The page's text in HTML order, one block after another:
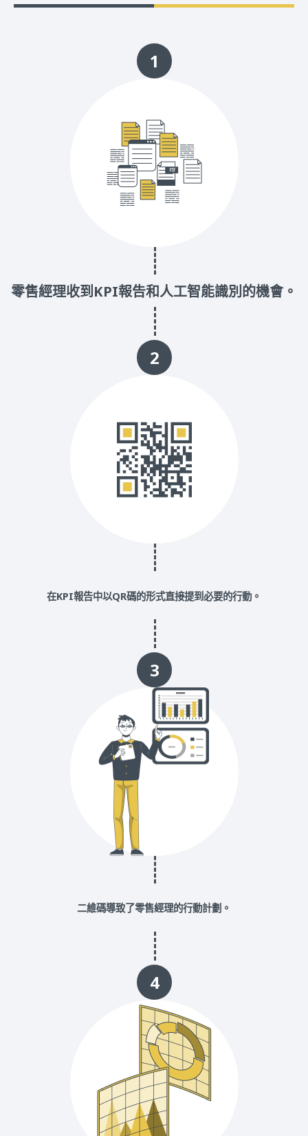
零售經理收到KPI報告和人工智能識別的機會。
1
在KPI報告中以QR碼的形式直接提到必要的行動。
2
二維碼導致了零售經理的行動計劃。
3
4